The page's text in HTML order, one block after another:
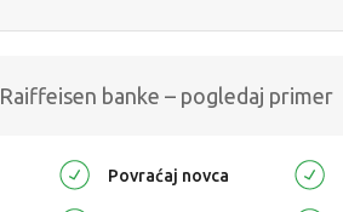
banke – pogledaj primer
Povraćaj novca